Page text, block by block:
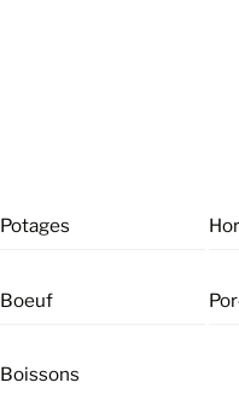
Potages
Boeuf
Boissons